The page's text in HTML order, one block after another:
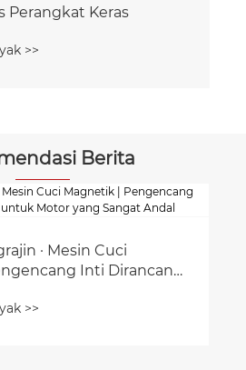
Perangkat Keras
>>
Berita
· Mesin Cuci
Inti Dirancang
>>